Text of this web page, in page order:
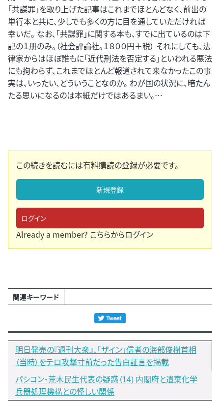
「共謀罪」を取り上げた記事はこれまでほとんどなく、前出の
単行本と共に、少しでも多くの方に目を通していただければ
幸いだ。 なお、「共謀罪」に関する本も、すでに出ているのは下
記の１册のみ。（社会評論社。１８００円＋税） それにしても、法
律家からはほぼ誰もに「近代刑法を否定する」といわれる悪法
にも拘わらず、これまでほとんど報道されて来なかったこの事
実は、いったい、どういうことなのか。 わが国の状況に、暗たん
たる思いになるのは本紙だけではあるまい。…
この続きを読むには有料購読の登録が必要です。
新規登録
ログイン
Already a member? こちらからログイン
関連キーワード
明日発売の『週刊大衆』、「ザイン」信者の海部俊樹首相
（当時）をテロ攻撃寸前だった告白証言を掲載
パシコン・荒木民生代表の疑惑（14) 内閣府と遺棄化学
兵器処理機構との怪しい関係